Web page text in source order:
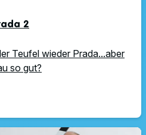
2
Teufel wieder Prada...aber
so gut?